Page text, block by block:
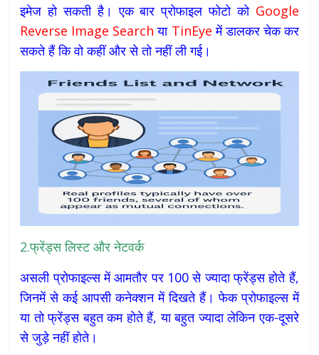
इमेज हो सकती है। एक बार प्रोफाइल फोटो को Google
Reverse Image Search या TinEye में डालकर चेक कर
सकते हैं कि वो कहीं और से तो नहीं ली गई।
2.फ्रेंड्स लिस्ट और नेटवर्क
असली प्रोफाइल्स में आमतौर पर 100 से ज्यादा फ्रेंड्स होते हैं,
जिनमें से कई आपसी कनेक्शन में दिखते हैं। फेक प्रोफाइल्स में
या तो फ्रेंड्स बहुत कम होते हैं, या बहुत ज्यादा लेकिन एक-दूसरे
से जुड़े नहीं होते।